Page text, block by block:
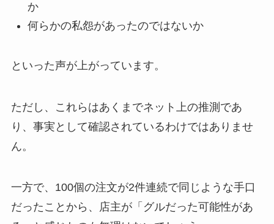
か
何らかの私怨があったのではないか
といった声が上がっています。
ただし、これらはあくまでネット上の推測であ
り、事実として確認されているわけではありませ
ん。
一方で、100個の注文が2件連続で同じような手口
だったことから、店主が「グルだった可能性があ